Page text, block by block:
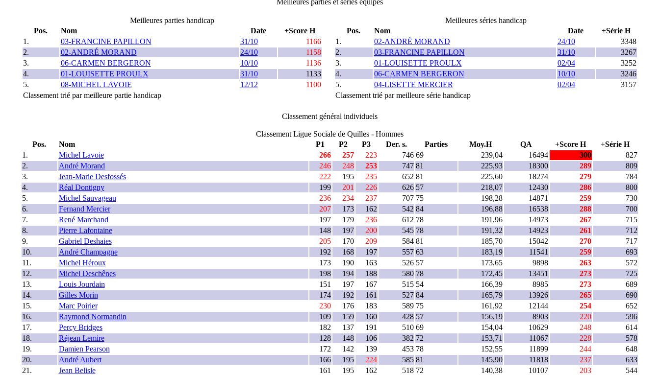
Meilleures parties handicap
Pos.
Nom Date
+Score H
1.
03-FRANCINE PAPILLON 31/10
1166
2.
02-ANDRÉ MORAND 24/10
1158
3.
06-CARMEN BERGERON 10/10
1136
4.
01-LOUISETTE PROULX 31/10
1133
5.
08-MICHEL LAVOIE 12/12
1100
Classement trié par meilleure partie handicap
Meilleures séries handicap
Pos.
Nom Date
+Série H
1.
02-ANDRÉ MORAND 24/10
3348
2.
03-FRANCINE PAPILLON 31/10
3267
3.
01-LOUISETTE PROULX 02/04
3252
4.
06-CARMEN BERGERON 10/10
3246
5.
04-LISETTE MERCIER 02/04
3157
Classement trié par meilleure série handicap
Classement général individuels
Classement Ligue Sociale de Quilles - Hommes
Pos.
Nom P1 P2 P3 Der. s. Parties Moy.H QA +Score H
+Série H
1.
Michel Lavoie 266 257 223 746 69 239,04 16494 300
827
2.
André Morand 246 248 253 747 81 225,93 18300 289
809
3.
Jean-Marie Desfossés 222 195 235 652 81 225,60 18274 279
784
4.
Réal Dontigny 199 201 226 626 57 218,07 12430 286
800
5.
Michel Sauvageau 236 234 237 707 75 198,28 14871 259
730
6.
Fernand Mercier 207 173 162 542 84 196,88 16538 288
700
7.
René Marchand 197 179 236 612 78 191,96 14973 267
715
8.
Pierre Lafontaine 148 197 200 545 78 191,32 14923 261
712
9.
Gabriel Deshaies 205 170 209 584 81 185,70 15042 270
717
10.
André Champagne 192 168 197 557 63 183,19 11541 259
693
11.
Michel Héroux 173 190 163 526 57 173,65 9898 263
572
12.
Michel Deschênes 198 194 188 580 78 172,45 13451 273
725
13.
Louis Jourdain 151 197 167 515 54 166,39 8985 273
689
14.
Gilles Morin 174 192 161 527 84 165,79 13926 265
690
15.
Marc Poirier 230 176 183 589 75 161,92 12144 254
652
16.
Raymond Normandin 109 159 160 428 57 156,19 8903 220
596
17.
Percy Bridges 182 137 191 510 69 154,04 10629 248
614
18.
Réjean Lemire 128 148 106 382 72 153,71 11067 228
578
19.
Damien Pearson 172 142 139 453 78 152,55 11899 244
648
20.
André Aubert 166 195 224 585 81 145,90 11818 237
633
21.
Jean Belisle 161 195 162 518 72 140,38 10107 203
544